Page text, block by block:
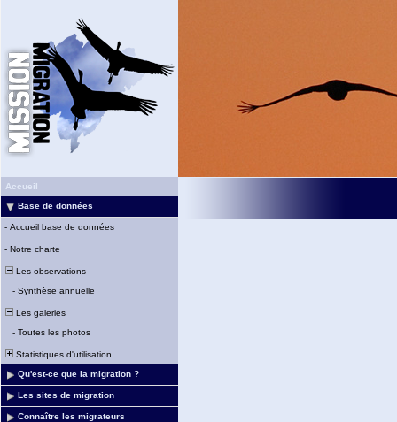
Accueil
Base de données
- Accueil base de données
- Notre charte
Les observations
- Synthèse annuelle
Les galeries
- Toutes les photos
Statistiques d'utilisation
Qu'est-ce que la migration ?
Les sites de migration
Connaître les migrateurs